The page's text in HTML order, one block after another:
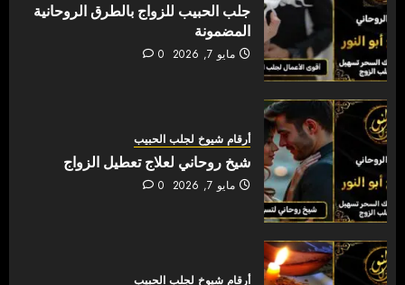
جلب الحبيب للزواج بالطرق الروحانية
المضمونة
مايو 7, 2026 0
أرقام شيوخ لجلب الحبيب
شيخ روحاني لعلاج تعطيل الزواج
مايو 7, 2026 0
أرقام شيوخ لجلب الحبيب